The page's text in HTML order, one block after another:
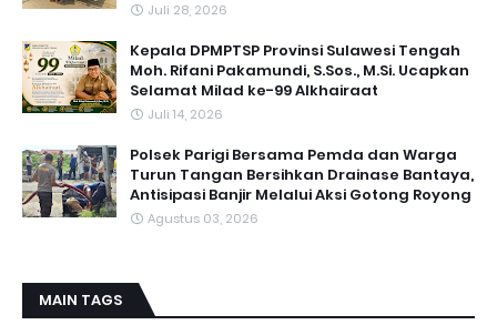
Juli 28, 2026
Kepala DPMPTSP Provinsi Sulawesi Tengah
Moh. Rifani Pakamundi, S.Sos., M.Si. Ucapkan
Selamat Milad ke-99 Alkhairaat
Juli 14, 2026
Polsek Parigi Bersama Pemda dan Warga
Turun Tangan Bersihkan Drainase Bantaya,
Antisipasi Banjir Melalui Aksi Gotong Royong
Agustus 03, 2026
MAIN TAGS